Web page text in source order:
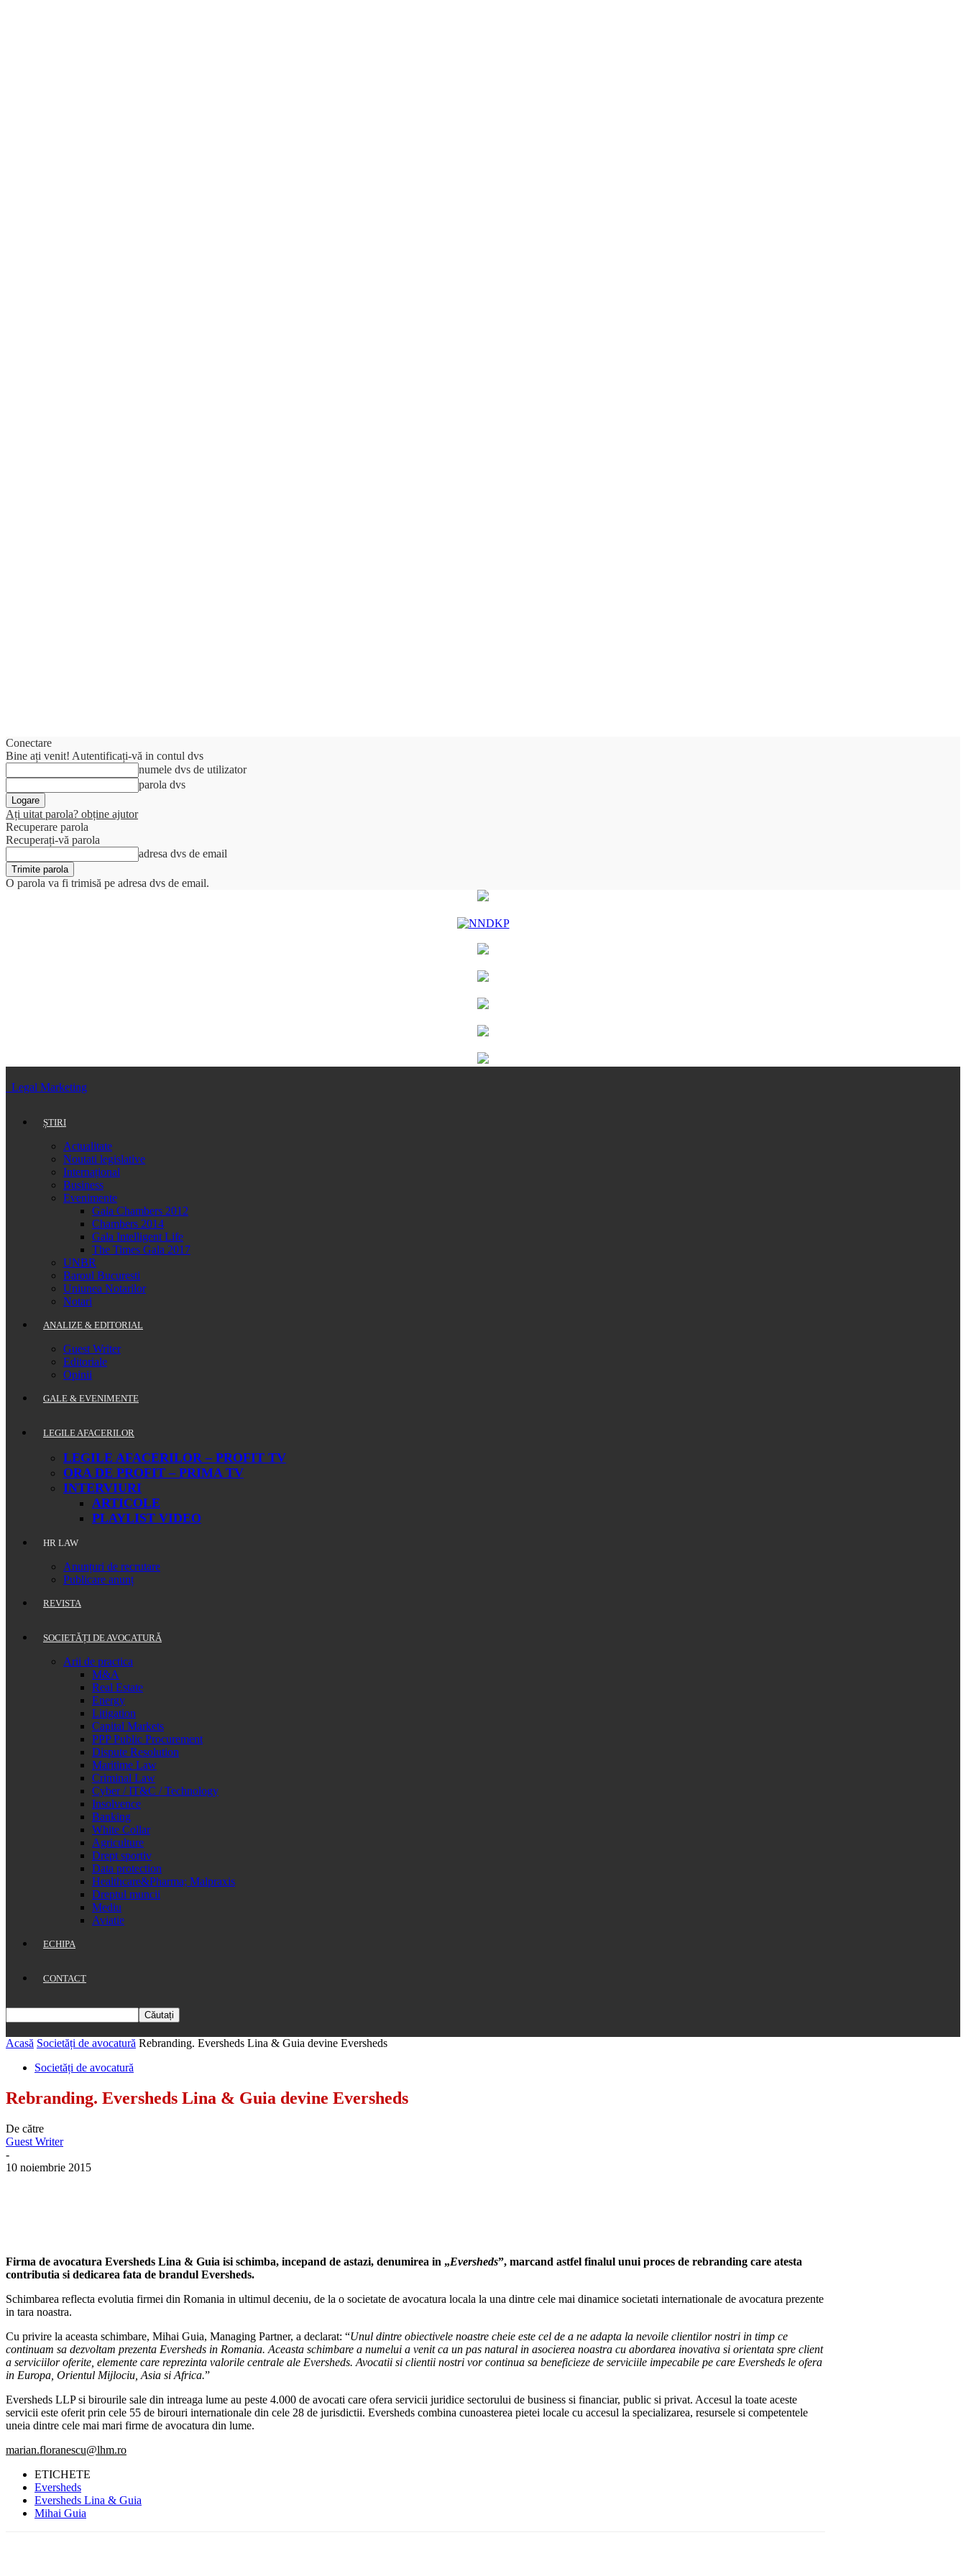
Conectare
Bine ați venit! Autentificați-vă in contul dvs
numele dvs de utilizator
parola dvs
Ați uitat parola? obține ajutor
Recuperare parola
Recuperați-vă parola
adresa dvs de email
O parola va fi trimisă pe adresa dvs de email.
Legal Marketing
ȘTIRI
Actualitate
Noutati legislative
Internațional
Business
Evenimente
Gala Chambers 2012
Chambers 2014
Gala Intelligent Life
The Times Gala 2017
UNBR
Baroul Bucuresti
Uniunea Notarilor
Notari
ANALIZE & EDITORIAL
Guest Writer
Editoriale
Opinii
GALE & EVENIMENTE
LEGILE AFACERILOR
LEGILE AFACERILOR – PROFIT TV
ORA DE PROFIT – PRIMA TV
INTERVIURI
ARTICOLE
PLAYLIST VIDEO
HR LAW
Anunțuri de recrutare
Publicare anunț
REVISTA
SOCIETĂȚI DE AVOCATURĂ
Arii de practica
M&A
Real Estate
Energy
Litigation
Capital Markets
PPP Public Procurement
Dispute Resolution
Maritime Law
Criminal Law
Cyber / IT&C / Technology
Insolvence
Banking
White Collar
Agriculture
Drept sportiv
Data protection
Healthcare&Pharma; Malpraxis
Dreptul muncii
Mediu
Aviatie
ECHIPA
CONTACT
Acasă Societăți de avocatură Rebranding. Eversheds Lina & Guia devine Eversheds
Societăți de avocatură
Rebranding. Eversheds Lina & Guia devine Eversheds
De către
Guest Writer
-
10 noiembrie 2015
Firma de avocatura Eversheds Lina & Guia isi schimba, incepand de astazi, denumirea in „Eversheds”, marcand astfel finalul unui proces de rebranding care atesta
contributia si dedicarea fata de brandul Eversheds.
Schimbarea reflecta evolutia firmei din Romania in ultimul deceniu, de la o societate de avocatura locala la una dintre cele mai dinamice societati internationale de avocatura prezente
in tara noastra.
Cu privire la aceasta schimbare, Mihai Guia, Managing Partner, a declarat: “Unul dintre obiectivele noastre cheie este cel de a ne adapta la nevoile clientilor nostri in timp ce
continuam sa dezvoltam prezenta Eversheds in Romania. Aceasta schimbare a numelui a venit ca un pas natural in asocierea noastra cu abordarea inovativa si orientata spre client
a serviciilor oferite, elemente care reprezinta valorile centrale ale Eversheds. Avocatii si clientii nostri vor continua sa beneficieze de serviciile impecabile pe care Eversheds le ofera
in Europa, Orientul Mijlociu, Asia si Africa.”
Eversheds LLP si birourile sale din intreaga lume au peste 4.000 de avocati care ofera servicii juridice sectorului de business si financiar, public si privat. Accesul la toate aceste
servicii este oferit prin cele 55 de birouri internationale din cele 28 de jurisdictii. Eversheds combina cunoasterea pietei locale cu accesul la specializarea, resursele si competentele
uneia dintre cele mai mari firme de avocatura din lume.
marian.floranescu@lhm.ro
ETICHETE
Eversheds
Eversheds Lina & Guia
Mihai Guia